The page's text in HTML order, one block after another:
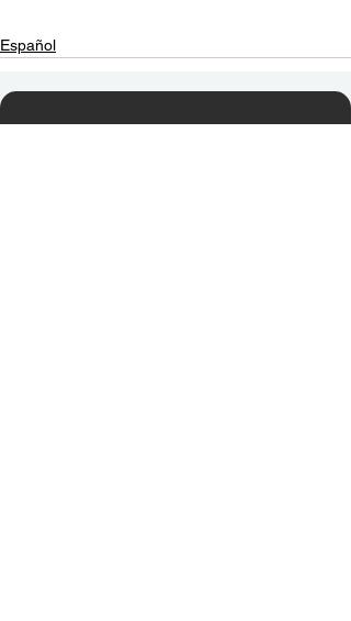
Español